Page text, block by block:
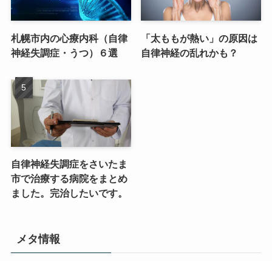
札幌市内の心療内科（自律
神経失調症・うつ）６選
「太ももが熱い」の原因は
自律神経の乱れかも？
自律神経失調症をさいたま
市で治療する病院をまとめ
ました。完治したいです。
メタ情報